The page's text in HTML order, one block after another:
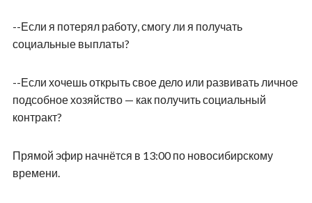
--Если я потерял работу, смогу ли я получать
социальные выплаты?
--Если хочешь открыть свое дело или развивать личное
подсобное хозяйство — как получить социальный
контракт?
Прямой эфир начнётся в 13:00 по новосибирскому
времени.